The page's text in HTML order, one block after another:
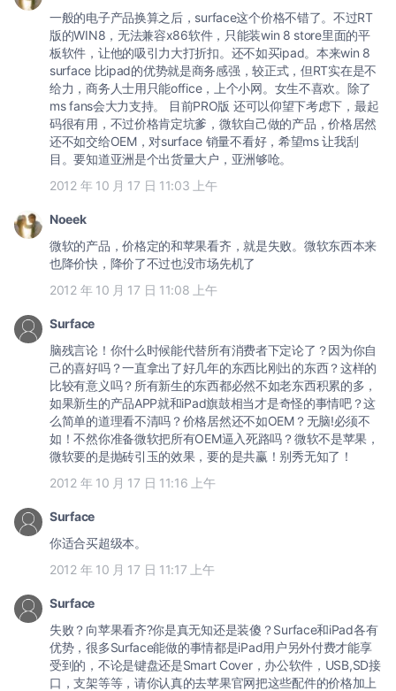
一般的电子产品换算之后，surface这个价格不错了。不过RT
版的WIN8，无法兼容x86软件，只能装win 8 store里面的平
板软件，让他的吸引力大打折扣。还不如买ipad。本来win 8
surface 比ipad的优势就是商务感强，较正式，但RT实在是不
给力，商务人士用只能office，上个小网。女生不喜欢。除了
ms fans会大力支持。 目前PRO版 还可以仰望下考虑下，最起
码很有用，不过价格肯定坑爹，微软自己做的产品，价格居然
还不如交给OEM，对surface 销量不看好，希望ms 让我刮
目。要知道亚洲是个出货量大户，亚洲够呛。
2012 年 10 月 17 日 11:03 上午
Noeek
微软的产品，价格定的和苹果看齐，就是失败。微软东西本来
也降价快，降价了不过也没市场先机了
2012 年 10 月 17 日 11:08 上午
Surface
脑残言论！你什么时候能代替所有消费者下定论了？因为你自
己的喜好吗？一直拿出了好几年的东西比刚出的东西？这样的
比较有意义吗？所有新生的东西都必然不如老东西积累的多，
如果新生的产品APP就和iPad旗鼓相当才是奇怪的事情吧？这
么简单的道理看不清吗？价格居然还不如OEM？无脑!必须不
如！不然你准备微软把所有OEM逼入死路吗？微软不是苹果，
微软要的是抛砖引玉的效果，要的是共赢！别秀无知了！
2012 年 10 月 17 日 11:16 上午
Surface
你适合买超级本。
2012 年 10 月 17 日 11:17 上午
Surface
失败？向苹果看齐?你是真无知还是装傻？Surface和iPad各有
优势，很多Surface能做的事情都是iPad用户另外付费才能享
受到的，不论是键盘还是Smart Cover，办公软件，USB,SD接
口，支架等等，请你认真的去苹果官网把这些配件的价格加上